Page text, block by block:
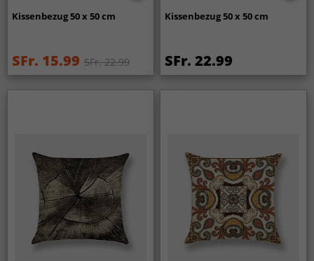
Kissenbezug 50 x 50 cm
SFr. 15.99 SFr. 22.99
Kissenbezug 50 x 50 cm
SFr. 22.99